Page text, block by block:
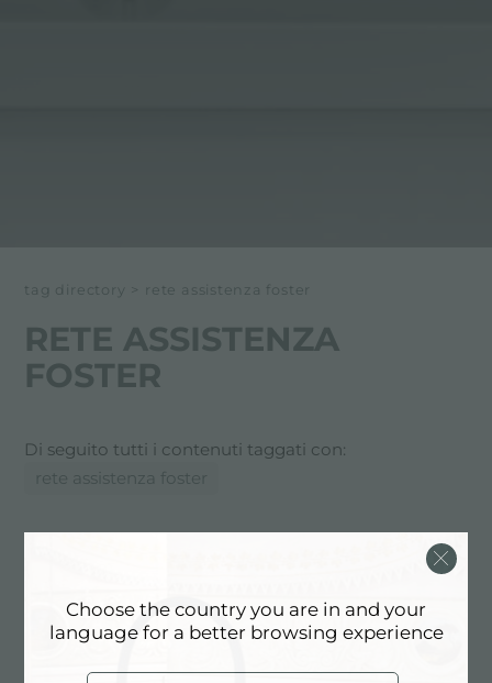
tag directory > rete assistenza foster
RETE ASSISTENZA
FOSTER
Di seguito tutti i contenuti taggati con:
rete assistenza foster
Choose the country you are in and your
language for a better browsing experience